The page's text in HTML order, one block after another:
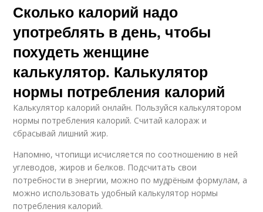
Сколько калорий надо
употреблять в день, чтобы
похудеть женщине
калькулятор. Калькулятор
нормы потребления калорий
Калькулятор калорий онлайн. Пользуйся калькулятором
нормы потребления калорий. Считай калораж и
сбрасывай лишний жир.
Напомню, чтопищи исчисляется по соотношению в ней
углеводов, жиров и белков. Подсчитать свои
потребности в энергии, можно по мудрёным формулам, а
можно использовать удобный калькулятор нормы
потребления калорий.